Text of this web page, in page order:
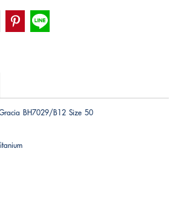
BH7029/B12 Size 50